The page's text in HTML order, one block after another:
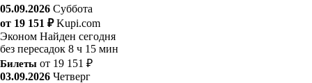
05.09.2026 Суббота
от 19 151 ₽ Kupi.com
Эконом Найден сегодня
без пересадок 8 ч 15 мин
Билеты от 19 151 ₽
03.09.2026 Четверг